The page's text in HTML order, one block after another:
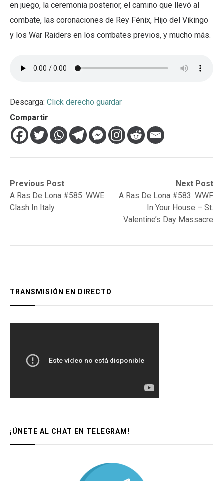
en juego, la ceremonia posterior, el camino que llevó al
combate, las coronaciones de Rey Fénix, Hijo del Vikingo
y los War Raiders en los combates previos, y mucho más.
Descarga: Click derecho guardar
Compartir
Navegación
de
entradas
Previous Post
Previous
post:A Ras De Lona #585: WWE
Clash In Italy
Next Post
Next
post:
A Ras De Lona #583: WWF
In Your House – St.
Valentine’s Day Massacre
TRANSMISIÓN EN DIRECTO
¡ÚNETE AL CHAT EN TELEGRAM!